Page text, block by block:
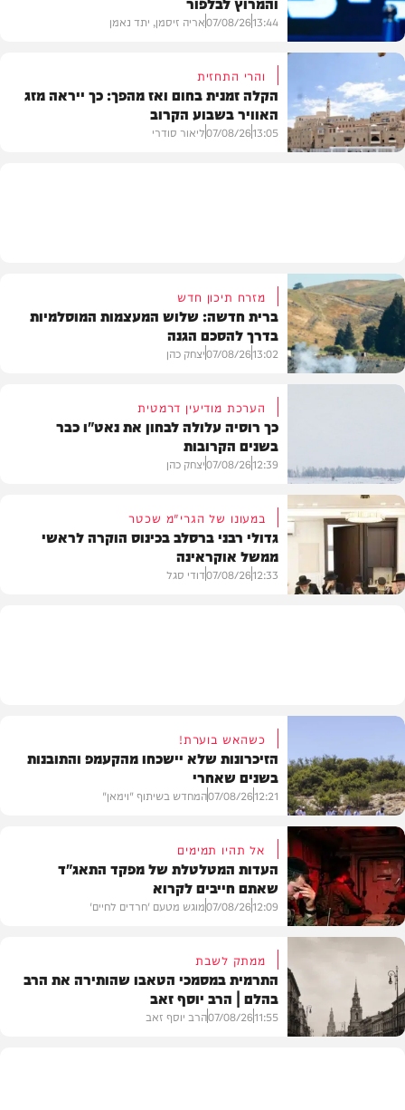
פוליטי
13:44
07/08/26אריה זיסמן, יתד נאמן
והרי התחזית
הקלה זמנית בחום ואז מהפך: כך ייראה מזג
האוויר בשבוע הקרוב
13:05
07/08/26ליאור סודרי
מזרח תיכון חדש
ברית חדשה: שלוש המעצמות המוסלמיות
בדרך להסכם הגנה
13:02
07/08/26יצחק כהן
הערכת מודיעין דרמטית
כך רוסיה עלולה לבחון את נאט"ו כבר
בשנים הקרובות
12:39
07/08/26יצחק כהן
במעונו של הגרי"מ שכטר
גדולי רבני ברסלב בכינוס הוקרה לראשי
ממשל אוקראינה
12:33
07/08/26דודי סגל
וידאו
כשהאש בוערת!
הזיכרונות שלא יישכחו מהקעמפ והתובנות
בשנים שאחרי
12:21
07/08/26המחדש בשיתוף "וימאן"
דעות
אל תהיו תמימים
העדות המטלטלת של מפקד התאג"ד
שאתם חייבים לקרוא
12:09
07/08/26מוגש מטעם 'חרדים לחיים'
ממתק לשבת
התרמית במסמכי הטאבו שהותירה את הרב
בהלם | הרב יוסף זאב
11:55
07/08/26הרב יוסף זאב